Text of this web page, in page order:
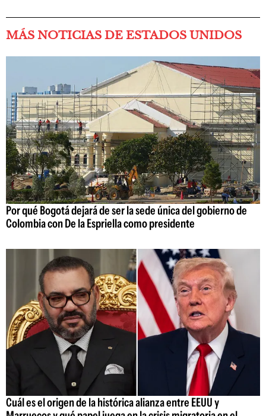
MÁS NOTICIAS DE ESTADOS UNIDOS
Por qué Bogotá dejará de ser la sede única del gobierno de
Colombia con De la Espriella como presidente
Cuál es el origen de la histórica alianza entre EEUU y